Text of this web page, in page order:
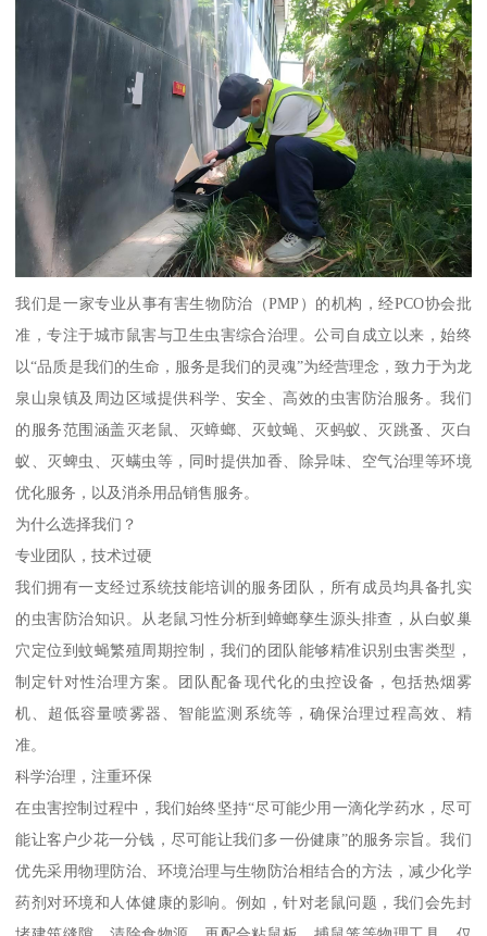
我们是一家专业从事有害生物防治（PMP）的机构，经PCO协会批
准，专注于城市鼠害与卫生虫害综合治理。公司自成立以来，始终
以“品质是我们的生命，服务是我们的灵魂”为经营理念，致力于为龙
泉山泉镇及周边区域提供科学、安全、高效的虫害防治服务。我们
的服务范围涵盖灭老鼠、灭蟑螂、灭蚊蝇、灭蚂蚁、灭跳蚤、灭白
蚁、灭蜱虫、灭螨虫等，同时提供加香、除异味、空气治理等环境
优化服务，以及消杀用品销售服务。
为什么选择我们？
专业团队，技术过硬
我们拥有一支经过系统技能培训的服务团队，所有成员均具备扎实
的虫害防治知识。从老鼠习性分析到蟑螂孳生源头排查，从白蚁巢
穴定位到蚊蝇繁殖周期控制，我们的团队能够精准识别虫害类型，
制定针对性治理方案。团队配备现代化的虫控设备，包括热烟雾
机、超低容量喷雾器、智能监测系统等，确保治理过程高效、精
准。
科学治理，注重环保
在虫害控制过程中，我们始终坚持“尽可能少用一滴化学药水，尽可
能让客户少花一分钱，尽可能让我们多一份健康”的服务宗旨。我们
优先采用物理防治、环境治理与生物防治相结合的方法，减少化学
药剂对环境和人体健康的影响。例如，针对老鼠问题，我们会先封